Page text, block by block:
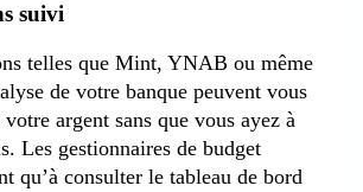
suivi
telles que Mint, YNAB ou même
de votre banque peuvent vous
argent sans que vous ayez à
Les gestionnaires de budget
qu’à consulter le tableau de bord